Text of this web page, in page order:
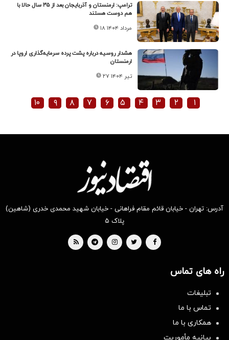
ترامپ: ارمنستان و آذربایجان بعد از ۳۵ سال حالا با
هم دوست هستند
۱۸ مرداد ۱۴۰۴
هشدار روسیه درباره پشت پرده سرمایه‌گذاری اروپا در
ارمنستان
۲۷ تیر ۱۴۰۴
۱ ۲ ۳ ۴ ۵ ۶ ۷ ۸ ۹ ۱۰
آدرس: تهران - خیابان قائم مقام فراهانی - خیابان شهید محمدی خدری (شاهین)
پلاک ۵
راه های تماس
تبلیغات
تماس با ما
همکاری با ما
بیانیه مأموریت